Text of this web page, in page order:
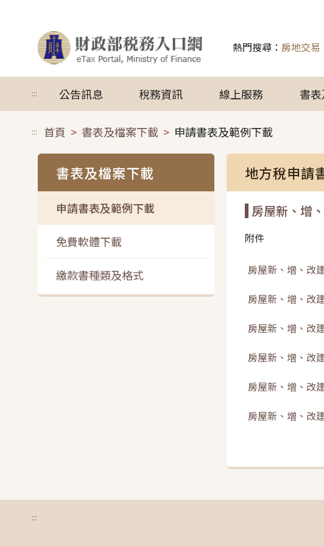
熱門搜尋： 房地交易
::: 公告訊息 稅務資訊 線上服務 書
::: 首頁 書表及檔案下載 申請書表及範例下載
書表及檔案下載
申請書表及範例下載
免費軟體下載
繳款書種類及格式
地方稅申請
房屋新、增
附件
房屋新、增、改
房屋新、增、改
房屋新、增、改
房屋新、增、改
房屋新、增、改
房屋新、增、改
:::